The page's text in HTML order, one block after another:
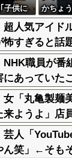
子供に
影響は
w w w
かちょ
る
超人気アイド
怖すぎると話
NHK職員が
にあっていた
・
女「丸亀製麺
来ようよ」店
ーす」→その
悪くないよな
芸人「
ん笑」←そも